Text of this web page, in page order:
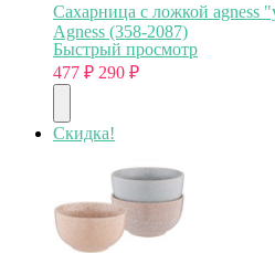
Сахарница с ложкой agness
Agness (358-2087)
Быстрый просмотр
477 ₽ 290 ₽
Скидка!